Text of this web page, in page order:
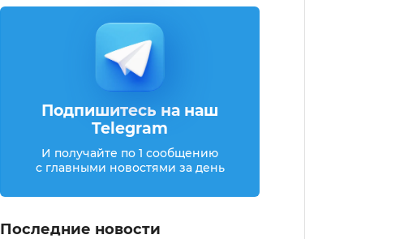
Подпишитесь на наш
Telegram
И получайте по 1 сообщению
с главными новостями за день
Последние новости